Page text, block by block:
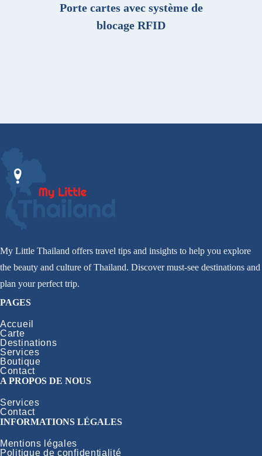
Porte cartes avec système de
blocage RFID
My Little Thailand offers travel tips and insights to help you explore
the beauty and culture of Thailand. Discover must-see destinations and
plan your perfect trip.
PAGES
Accueil
Carte
Destinations
Services
Boutique
Contact
A PROPOS DE NOUS
Services
Contact
INFORMATIONS LÉGALES
Mentions légales
Politique de confidentialité